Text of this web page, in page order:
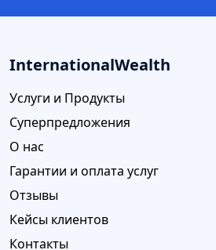
InternationalWealth
Услуги и Продукты
Суперпредложения
О нас
Гарантии и оплата услуг
Отзывы
Кейсы клиентов
Контакты